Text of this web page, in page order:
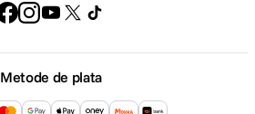
Metode de plata